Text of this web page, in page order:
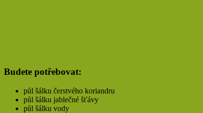
Budete potřebovat:
půl šálku čerstvého koriandru
půl šálku jablečné šťávy
půl šálku vody